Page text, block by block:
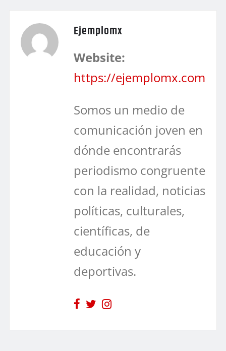
Ejemplomx
Website:
https://ejemplomx.com
Somos un medio de
comunicación joven en
dónde encontrarás
periodismo congruente
con la realidad, noticias
políticas, culturales,
científicas, de
educación y
deportivas.